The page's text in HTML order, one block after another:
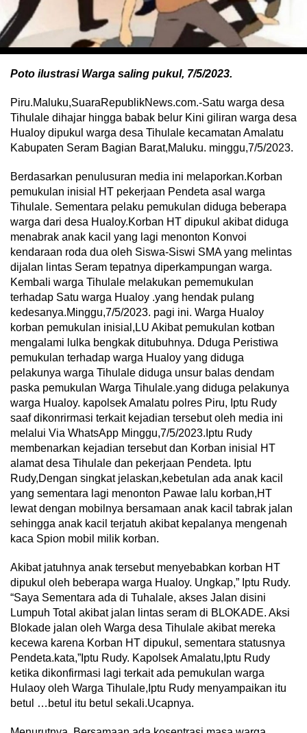
Poto ilustrasi Warga saling pukul, 7/5/2023.
Piru.Maluku,SuaraRepublikNews.com.-Satu warga desa
Tihulale dihajar hingga babak belur Kini giliran warga desa
Hualoy dipukul warga desa Tihulale kecamatan Amalatu
Kabupaten Seram Bagian Barat,Maluku. minggu,7/5/2023.
Berdasarkan penulusuran media ini melaporkan.Korban
pemukulan inisial HT pekerjaan Pendeta asal warga
Tihulale. Sementara pelaku pemukulan diduga beberapa
warga dari desa Hualoy.Korban HT dipukul akibat diduga
menabrak anak kacil yang lagi menonton Konvoi
kendaraan roda dua oleh Siswa-Siswi SMA yang melintas
dijalan lintas Seram tepatnya diperkampungan warga.
Kembali warga Tihulale melakukan pememukulan
terhadap Satu warga Hualoy .yang hendak pulang
kedesanya.Minggu,7/5/2023. pagi ini. Warga Hualoy
korban pemukulan inisial,LU Akibat pemukulan kotban
mengalami lulka bengkak ditubuhnya. Dduga Peristiwa
pemukulan terhadap warga Hualoy yang diduga
pelakunya warga Tihulale diduga unsur balas dendam
paska pemukulan Warga Tihulale.yang diduga pelakunya
warga Hualoy. kapolsek Amalatu polres Piru, Iptu Rudy
saaf dikonrirmasi terkait kejadian tersebut oleh media ini
melalui Via WhatsApp Minggu,7/5/2023.Iptu Rudy
membenarkan kejadian tersebut dan Korban inisial HT
alamat desa Tihulale dan pekerjaan Pendeta. Iptu
Rudy,Dengan singkat jelaskan,kebetulan ada anak kacil
yang sementara lagi menonton Pawae lalu korban,HT
lewat dengan mobilnya bersamaan anak kacil tabrak jalan
sehingga anak kacil terjatuh akibat kepalanya mengenah
kaca Spion mobil milik korban.
Akibat jatuhnya anak tersebut menyebabkan korban HT
dipukul oleh beberapa warga Hualoy. Ungkap,” Iptu Rudy.
“Saya Sementara ada di Tuhalale, akses Jalan disini
Lumpuh Total akibat jalan lintas seram di BLOKADE. Aksi
Blokade jalan oleh Warga desa Tihulale akibat mereka
kecewa karena Korban HT dipukul, sementara statusnya
Pendeta.kata,”Iptu Rudy. Kapolsek Amalatu,Iptu Rudy
ketika dikonfirmasi lagi terkait ada pemukulan warga
Hulaoy oleh Warga Tihulale,Iptu Rudy menyampaikan itu
betul …betul itu betul sekali.Ucapnya.